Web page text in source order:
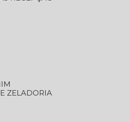
E ZELADORIA